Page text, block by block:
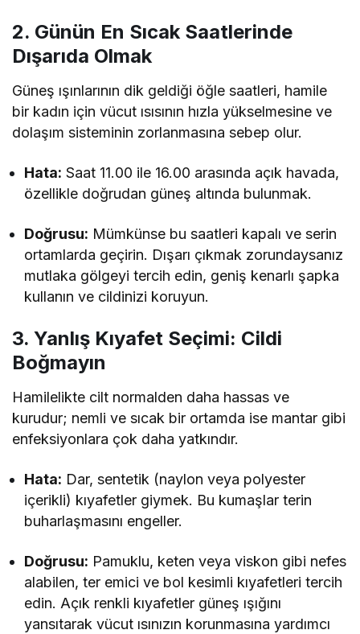
2. Günün En Sıcak Saatlerinde
Dışarıda Olmak
Güneş ışınlarının dik geldiği öğle saatleri, hamile
bir kadın için vücut ısısının hızla yükselmesine ve
dolaşım sisteminin zorlanmasına sebep olur.
Hata: Saat 11.00 ile 16.00 arasında açık havada,
özellikle doğrudan güneş altında bulunmak.
Doğrusu: Mümkünse bu saatleri kapalı ve serin
ortamlarda geçirin. Dışarı çıkmak zorundaysanız
mutlaka gölgeyi tercih edin, geniş kenarlı şapka
kullanın ve cildinizi koruyun.
3. Yanlış Kıyafet Seçimi: Cildi
Boğmayın
Hamilelikte cilt normalden daha hassas ve
kurudur; nemli ve sıcak bir ortamda ise mantar gibi
enfeksiyonlara çok daha yatkındır.
Hata: Dar, sentetik (naylon veya polyester
içerikli) kıyafetler giymek. Bu kumaşlar terin
buharlaşmasını engeller.
Doğrusu: Pamuklu, keten veya viskon gibi nefes
alabilen, ter emici ve bol kesimli kıyafetleri tercih
edin. Açık renkli kıyafetler güneş ışığını
yansıtarak vücut ısınızın korunmasına yardımcı